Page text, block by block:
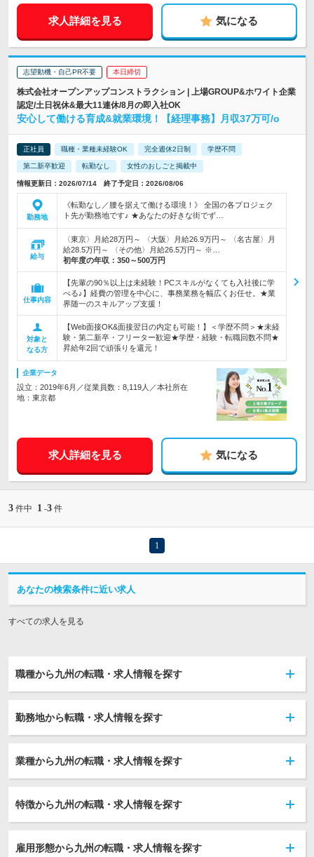
求人詳細を見る 気になる
志望動機・自己PR不要 本日締切
株式会社オープンアップコンストラクション | 上場GROUP&ホワイト企業
認定/土日祝休&最大11連休/8月の即入社OK
安心して働ける育成&就業環境！【経理事務】月収37万可/o
正社員 職種・業種未経験OK 完全週休2日制 学歴不問
第二新卒歓迎 転勤なし 女性のおしごと掲載中
情報更新日：2026/07/14 終了予定日：2026/08/06
勤務地
《転勤なし／腰を据えて働ける環境！》 全国の各プロジェク
ト先が勤務地です♪ ★あなたの好きな街でず…
給与
〈東京〉月給28万円～ 〈大阪〉月給26.9万円～ 〈名古屋〉月
給28.5万円～ 〈その他〉月給26.5万円～ ※…
初年度の年収： 350～500万円
仕事内容
【先輩の90％以上は未経験！PCスキルがなくても入社後に学
べる♪】経費の管理を中心に、事務業務を幅広くお任せ。★業
界随一のスキルアップ支援！
対象と
なる方
【Web面接OK&面接翌日の内定も可能！】＜学歴不問＞★未経
験・第二新卒・フリーター歓迎★学歴・経験・転職回数不問★
昇給年2回で頑張りを還元！
企業データ
設立：2019年6月／従業員数：8,119人／本社所在
地：東京都
求人詳細を見る 気になる
3 件中 1 -3 件
1
あなたの検索条件に近い求人
すべての求人を見る
職種から九州の転職・求人情報を探す
勤務地から転職・求人情報を探す
業種から九州の転職・求人情報を探す
特徴から九州の転職・求人情報を探す
雇用形態から九州の転職・求人情報を探す